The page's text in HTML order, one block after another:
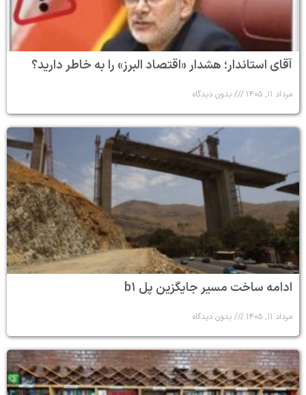
آقای استاندار؛ هشدار «اقتصاد البرز» را به خاطر دارید؟
مرداد ۱۱, ۱۴۰۵ بدون دیدگاه
ادامه ساخت مسیر جایگزین پل b۱
مرداد ۱۱, ۱۴۰۵ بدون دیدگاه